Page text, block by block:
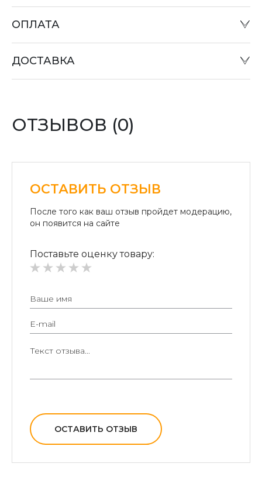
или при отправке «Наложенным платежом» в
«Райффайзен Банк Аваль»
Безналичный расчет для юридических лиц:
ОПЛАТА
ДОСТАВКА
ОТЗЫВОВ (0)
ОСТАВИТЬ ОТЗЫВ
После того как ваш отзыв пройдет модерацию,
он появится на сайте
Поставьте оценку товару:
ОСТАВИТЬ ОТЗЫВ